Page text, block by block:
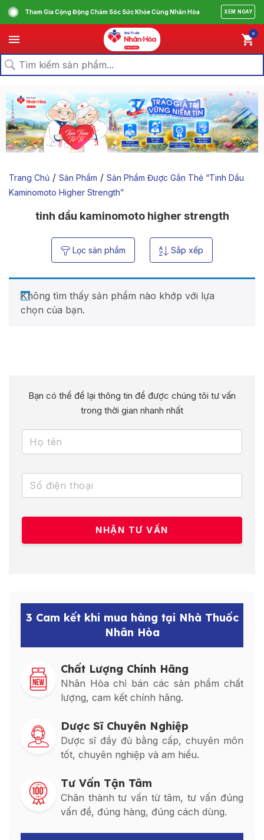
Tham Gia Cộng Động Chăm Sóc Sức Khỏe Cùng Nhân Hòa XEM NGAY
0
Trang Chủ / Sản Phẩm / Sản Phẩm Được Gắn Thẻ “tinh Dầu
Kaminomoto Higher Strength”
tinh dầu kaminomoto higher strength
Lọc sản phẩm Sắp xếp
Không tìm thấy sản phẩm nào khớp với lựa
chọn của bạn.
Bạn có thể để lại thông tin để được chúng tôi tư vấn
trong thời gian nhanh nhất
3 Cam kết khi mua hàng tại Nhà Thuốc
Nhân Hòa
Chất Lượng Chính Hãng
Nhân Hòa chỉ bán các sản phẩm chất
lượng, cam kết chính hãng.
Dược Sĩ Chuyên Nghiệp
Dược sĩ đầy đủ bằng cấp, chuyên môn
tốt, chuyên nghiệp và am hiểu.
Tư Vấn Tận Tâm
Chân thành tư vấn từ tâm, tư vấn đúng
vấn đề, đúng hàng, đúng cách dùng.